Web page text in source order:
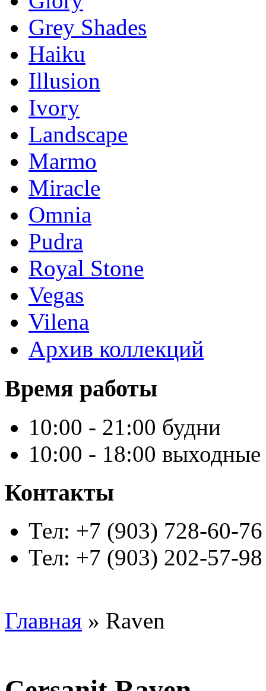
Grey Shades
Haiku
Illusion
Ivory
Landscape
Marmo
Miracle
Omnia
Pudra
Royal Stone
Vegas
Vilena
Архив коллекций
Время работы
10:00 - 21:00 будни
10:00 - 18:00 выходные
Контакты
Тел: +7 (903) 728-60-76
Тел: +7 (903) 202-57-98
Главная » Raven